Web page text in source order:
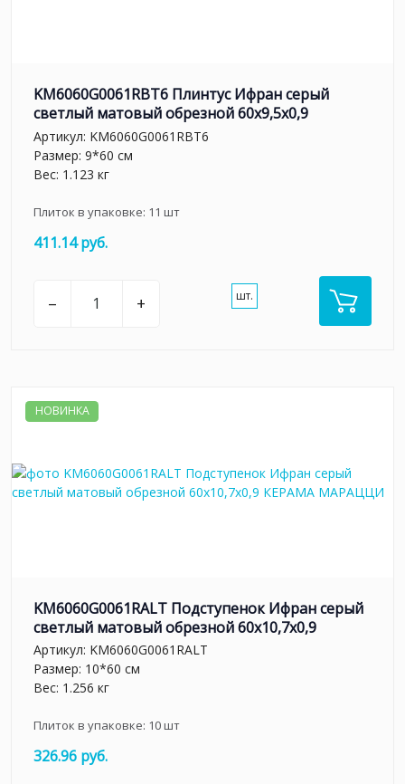
KM6060G0061RBT6 Плинтус Ифран серый
светлый матовый обрезной 60x9,5x0,9
Артикул: KM6060G0061RBT6
Размер: 9*60 см
Вес: 1.123 кг
Плиток в упаковке: 11 шт
411.14 руб.
– + шт.
НОВИНКА
KM6060G0061RALT Подступенок Ифран серый
светлый матовый обрезной 60x10,7x0,9
Артикул: KM6060G0061RALT
Размер: 10*60 см
Вес: 1.256 кг
Плиток в упаковке: 10шт
326.96 руб.